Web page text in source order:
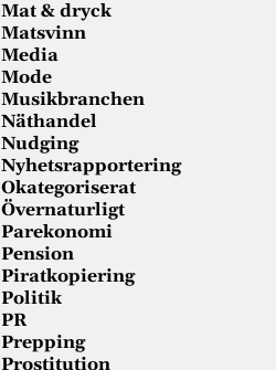
Mat & dryck
Matsvinn
Media
Mode
Musikbranchen
Näthandel
Nudging
Nyhetsrapportering
Okategoriserat
Övernaturligt
Parekonomi
Pension
Piratkopiering
Politik
PR
Prepping
Prostitution